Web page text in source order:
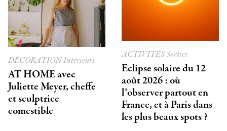
DÉCORATIONIntérieurs
AT HOME avec
Juliette Meyer, cheffe
et sculptrice
comestible
ACTIVITÉSSorties
Eclipse solaire du 12
août 2026 : où
l’observer partout en
France, et à Paris dans
les plus beaux spots ?